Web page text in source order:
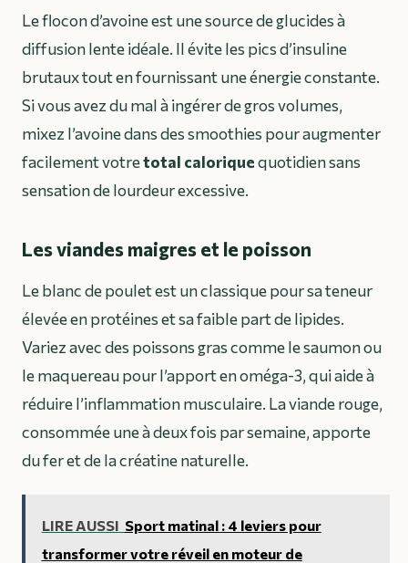
Le flocon d’avoine est une source de glucides à
diffusion lente idéale. Il évite les pics d’insuline
brutaux tout en fournissant une énergie constante.
Si vous avez du mal à ingérer de gros volumes,
mixez l’avoine dans des smoothies pour augmenter
facilement votretotal caloriquequotidien sans
sensation de lourdeur excessive.
Les viandes maigres et le poisson
Le blanc de poulet est un classique pour sa teneur
élevée en protéines et sa faible part de lipides.
Variez avec des poissons gras comme le saumon ou
le maquereau pour l’apport en oméga-3, qui aide à
réduire l’inflammation musculaire. La viande rouge,
consommée une à deux fois par semaine, apporte
du fer et de la créatine naturelle.
LIRE AUSSI Sport matinal : 4 leviers pour
transformer votre réveil en moteur de